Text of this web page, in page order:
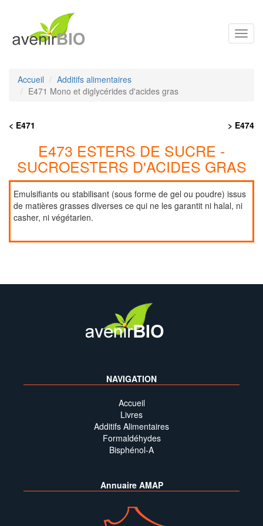
Accueil
Additifs alimentaires
E471 Mono et diglycérides d'acides gras
< E471 > E474
E473 ESTERS DE SUCRE -
SUCROESTERS D'ACIDES GRAS
Emulsifiants ou stabilisant (sous forme de gel ou poudre) issus
de matières grasses diverses ce qui ne les garantit ni halal, ni
casher, ni végétarien.
NAVIGATION
Accueil
Livres
Additifs Alimentaires
Formaldéhydes
Bisphénol-A
Annuaire AMAP